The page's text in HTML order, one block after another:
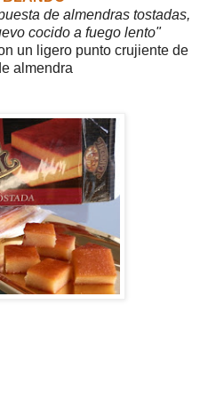
de almendras tostadas,
cocido a fuego lento"
un ligero punto crujiente de
almendra